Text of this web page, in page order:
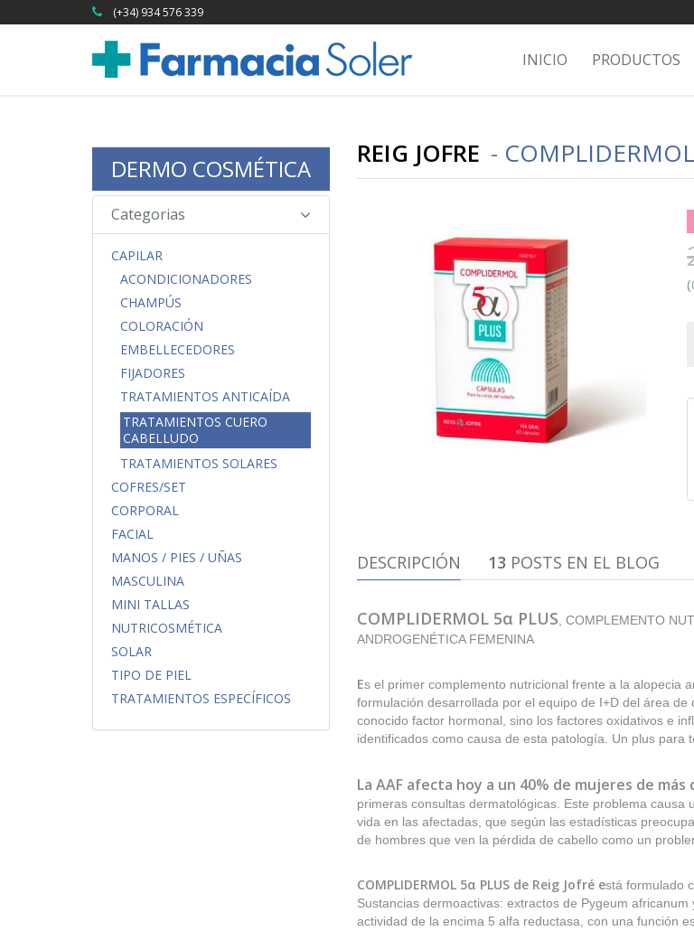
(+34) 934 576 339
INICIO PRODUCTOS
DERMO COSMÉTICA
Categorias
CAPILAR
ACONDICIONADORES
CHAMPÚS
COLORACIÓN
EMBELLECEDORES
FIJADORES
TRATAMIENTOS ANTICAÍDA
TRATAMIENTOS CUERO
CABELLUDO
TRATAMIENTOS SOLARES
COFRES/SET
CORPORAL
FACIAL
MANOS / PIES / UÑAS
MASCULINA
MINI TALLAS
NUTRICOSMÉTICA
SOLAR
TIPO DE PIEL
TRATAMIENTOS ESPECÍFICOS
REIG JOFRE -
(
DESCRIPCIÓN 13 POSTS EN EL BLOG
COMPLIDERMOL 5α PLUS , COMPLEMENTO
ANDROGENÉTICA FEMENINA
Es el primer complemento nutricional frente a la alopecia
formulación desarrollada por el equipo de I+D del área
conocido factor hormonal, sino los factores oxidativos e
identificados como causa de esta patología. Un plus para
La AAF afecta hoy a un 40% de mujeres de más
primeras consultas dermatológicas. Este problema
vida en las afectadas, que según las estadísticas
de hombres que ven la pérdida de cabello como un
COMPLIDERMOL 5α PLUSde Reig Jofré está formulado
Sustancias dermoactivas: extractos de Pygeum
actividad de la encima 5 alfa reductasa, con una función